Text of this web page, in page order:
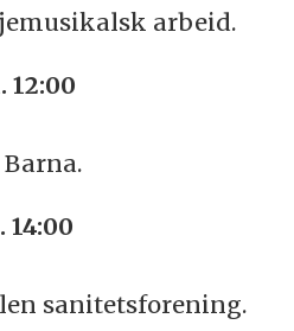
arbeid.
sanitetsforening.